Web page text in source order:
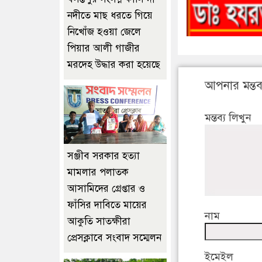
আপনার
মন্তব্য লিখুন
নাম
ইমেইল
নদীতে মাছ ধরতে গিয়ে
নিখোঁজ হওয়া জেলে
পিয়ার আলী গাজীর
মরদেহ উদ্ধার করা হয়েছে
‎সঞ্জীব সরকার হত্যা
মামলার পলাতক
আসামিদের গ্রেপ্তার ও
ফাঁসির দাবিতে মায়ের
আকুতি সাতক্ষীরা
প্রেসক্লাবে সংবাদ সম্মেলন